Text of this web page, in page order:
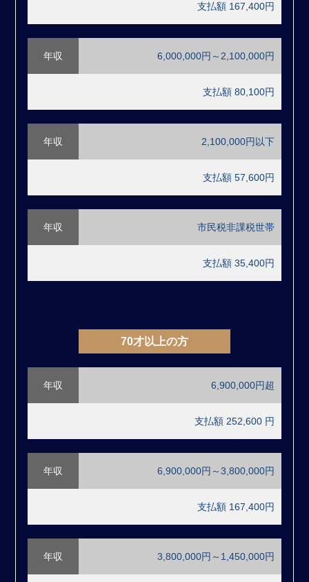
支払額 167,400円
年収 6,000,000円～2,100,000円
支払額 80,100円
年収 2,100,000円以下
支払額 57,600円
年収 市民税非課税世帯
支払額 35,400円
70才以上の方
年収 6,900,000円超
支払額 252,600 円
年収 6,900,000円～3,800,000円
支払額 167,400円
年収 3,800,000円～1,450,000円